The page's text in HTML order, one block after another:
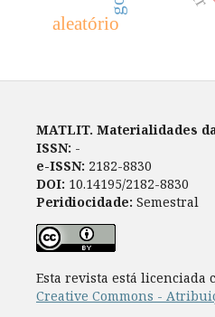
aleatório
MATLIT. Materialidades
ISSN: -
e-ISSN: 2182-8830
DOI: 10.14195/2182-8830
Peridiocidade: Semestral
Esta revista está licenciada
Creative Commons -